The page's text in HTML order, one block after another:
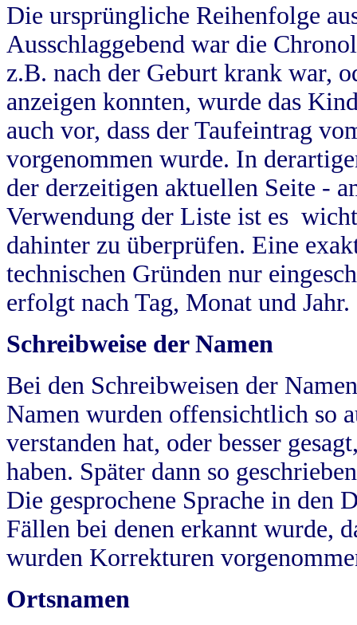
Die ursprüngliche Reihenfolge
Ausschlaggebend war die
z.B. nach der Geburt krank war,
anzeigen konnten, wurde das
auch vor, dass der Taufeintrag
vorgenommen wurde. In
der derzeitigen aktuellen Seite -
Verwendung der Liste ist es
dahinter zu überprüfen. Eine
technischen Gründen nur
erfolgt nach Tag, Monat und Jahr.
Schreibweise der Namen
Bei den Schreibweisen der
Namen wurden offensichtlich so
verstanden hat, oder besser
haben. Später dann so
Die gesprochene Sprache in
Fällen bei denen erkannt wurde,
wurden Korrekturen
Ortsnamen